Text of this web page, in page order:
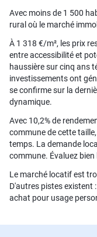
Avec moins de 1 500
rural où le marché
À 1 318 €/m², les prix
entre accessibilité et
haussière sur cinq ans
investissements ont
se confirme sur la
dynamique.
Avec 10,2% de
commune de cette
temps. La demande
commune. Évaluez
Le marché locatif est
D'autres pistes existent
achat pour usage